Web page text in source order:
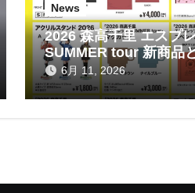
News
2026 森高千里 エスプ
SUMMER tour 新商品
信販売のお知らせ！
6月 11, 2026